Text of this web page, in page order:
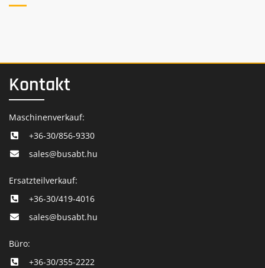
Kontakt
Maschinenverkauf:
+36-30/856-9330
sales@busabt.hu
Ersatzteilverkauf:
+36-30/419-4016
sales@busabt.hu
Büro:
+36-30/355-2222